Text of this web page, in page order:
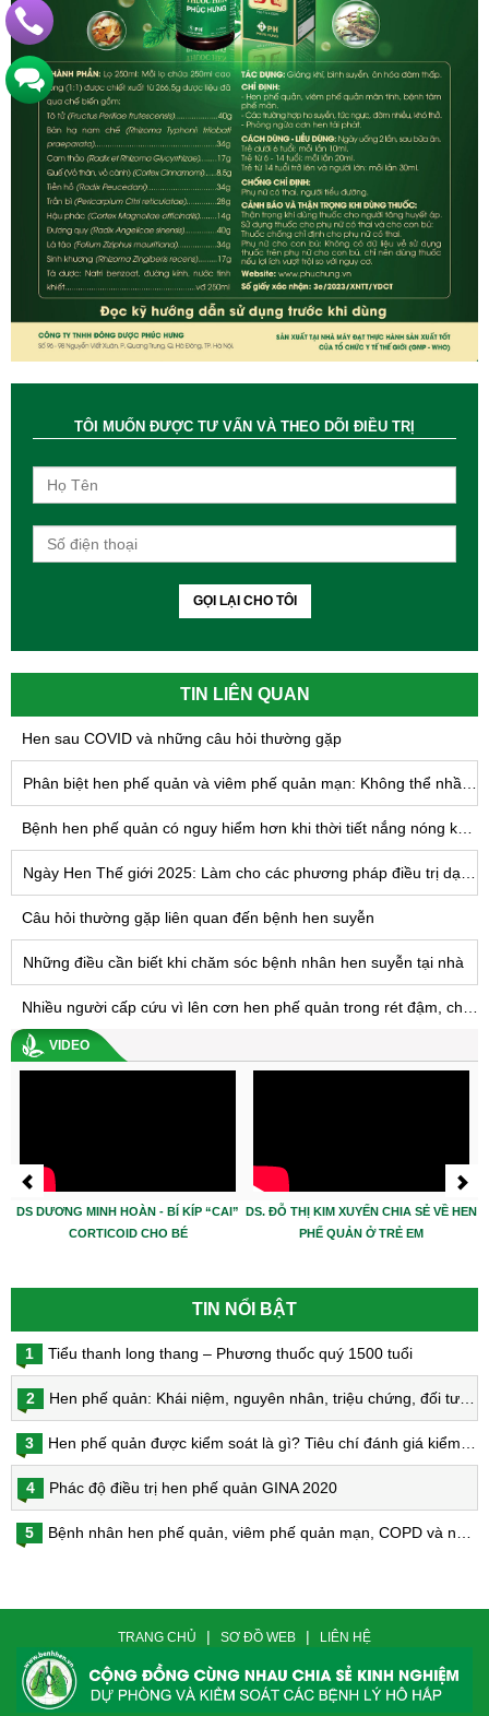
TÔI MUỐN ĐƯỢC TƯ VẤN VÀ THEO DÕI ĐIỀU TRỊ
GỌI LẠI CHO TÔI
TIN LIÊN QUAN
Hen sau COVID và những câu hỏi thường gặp
Câu hỏi thường gặp liên quan đến bệnh hen suyễn
Những điều cần biết khi chăm sóc bệnh nhân hen suyễn tại nhà
VIDEO
DS DƯƠNG MINH HOÀN - BÍ KÍP “CAI”
CORTICOID CHO BÉ
DS. ĐỖ THỊ KIM XUYẾN CHIA SẺ VỀ HEN
PHẾ QUẢN Ở TRẺ EM
TIN NỔI BẬT
1 Tiểu thanh long thang – Phương thuốc quý 1500 tuổi
2 Hen phế quản: Khái niệm, nguyên nhân, triệu chứng, đối tượng nguy cơ, phòng bệnh, chẩn đoán và điều trị hen phế quản
3 Hen phế quản được kiểm soát là gì? Tiêu chí đánh giá kiểm soát hen
4 Phác độ điều trị hen phế quản GINA 2020
5 Bệnh nhân hen phế quản, viêm phế quản mạn, COPD và nguy cơ nhiễm virus Corona
TRANG CHỦ | SƠ ĐỒ WEB | LIÊN HỆ